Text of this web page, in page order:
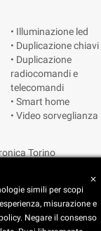
• Illuminazione led
• Duplicazione chiavi
• Duplicazione
radiocomandi e
telecomandi
• Smart home
• Video sorveglianza
Torino
close
simili per scopi
misurazione e
Negare il consenso